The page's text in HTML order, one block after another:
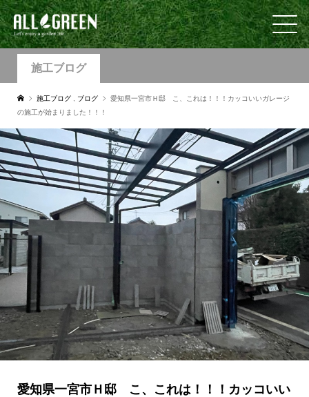
施工ブログ
施工ブログ ブログ
愛知県一宮市Ｈ邸 こ、これは！！！カッコいいガレージ
の施工が始まりました！！！
愛知県一宮市Ｈ邸 こ、これは！！！カッコいい